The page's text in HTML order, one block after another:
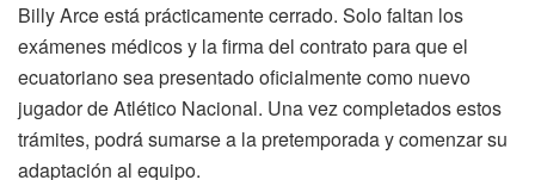
Billy Arce está prácticamente cerrado. Solo faltan los
exámenes médicos y la firma del contrato para que el
ecuatoriano sea presentado oficialmente como nuevo
jugador de Atlético Nacional. Una vez completados estos
trámites, podrá sumarse a la pretemporada y comenzar su
adaptación al equipo.